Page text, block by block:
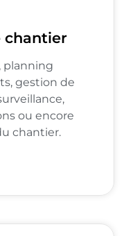
chantier
planning
gestion de
ou encore
chantier.